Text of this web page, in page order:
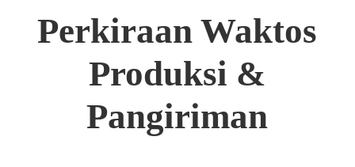
Perkiraan Waktos
Produksi &
Pangiriman